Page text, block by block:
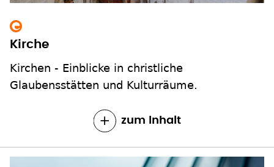
Kirche
Kirchen - Einblicke in christliche
Glaubensstätten und Kulturräume.
zum Inhalt